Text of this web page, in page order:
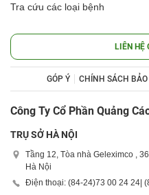
Tra cứu các loại bệnh
LIÊN HỆ
GÓP Ý CHÍNH SÁCH
Công Ty Cổ Phần Quảng
TRỤ SỞ HÀ NỘI
Tầng 12, Tòa nhà Geleximco ,
Hà Nội
Điện thoại: (84-24)73 00 24 24 |